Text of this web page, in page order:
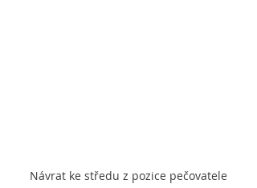
Návrat ke středu z pozice pečovatele